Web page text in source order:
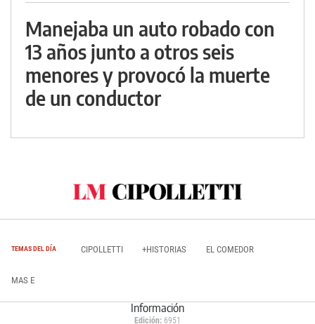
Manejaba un auto robado con
13 años junto a otros seis
menores y provocó la muerte
de un conductor
TEMAS DEL DÍA CIPOLLETTI +HISTORIAS EL COMEDOR
MAS E
Información
Edición: 6951